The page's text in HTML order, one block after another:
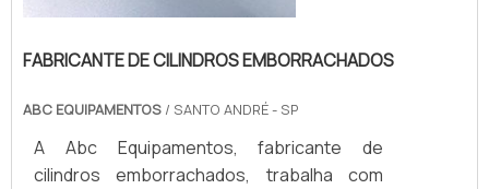
FABRICANTE DE CILINDROS EMBORRACHADOS
ABC EQUIPAMENTOS / SANTO ANDRÉ - SP
A Abc Equipamentos, fabricante de
cilindros emborrachados, trabalha com